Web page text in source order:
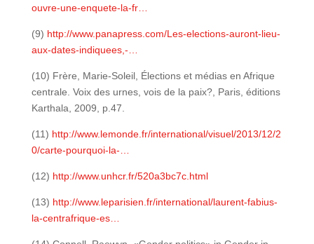
ouvre-une-enquete-la-fr…
(9) http://www.panapress.com/Les-elections-auront-lieu-
aux-dates-indiquees,-…
(10) Frère, Marie-Soleil, Élections et médias en Afrique
centrale. Voix des urnes, vois de la paix?, Paris, éditions
Karthala, 2009, p.47.
(11) http://www.lemonde.fr/international/visuel/2013/12/2
0/carte-pourquoi-la-…
(12) http://www.unhcr.fr/520a3bc7c.html
(13) http://www.leparisien.fr/international/laurent-fabius-
la-centrafrique-es…